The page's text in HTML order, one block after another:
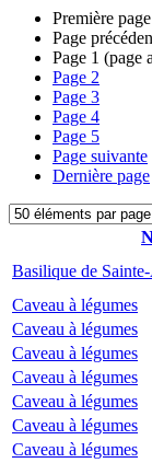
Première page
Page
Page 1 (page
Page 2
Page 3
Page 4
Page 5
Page suivante
Dernière page
Basilique de
Caveau à légumes
Caveau à légumes
Caveau à légumes
Caveau à légumes
Caveau à légumes
Caveau à légumes
Caveau à légumes